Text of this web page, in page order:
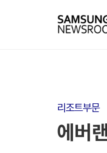
리조트부문
에버